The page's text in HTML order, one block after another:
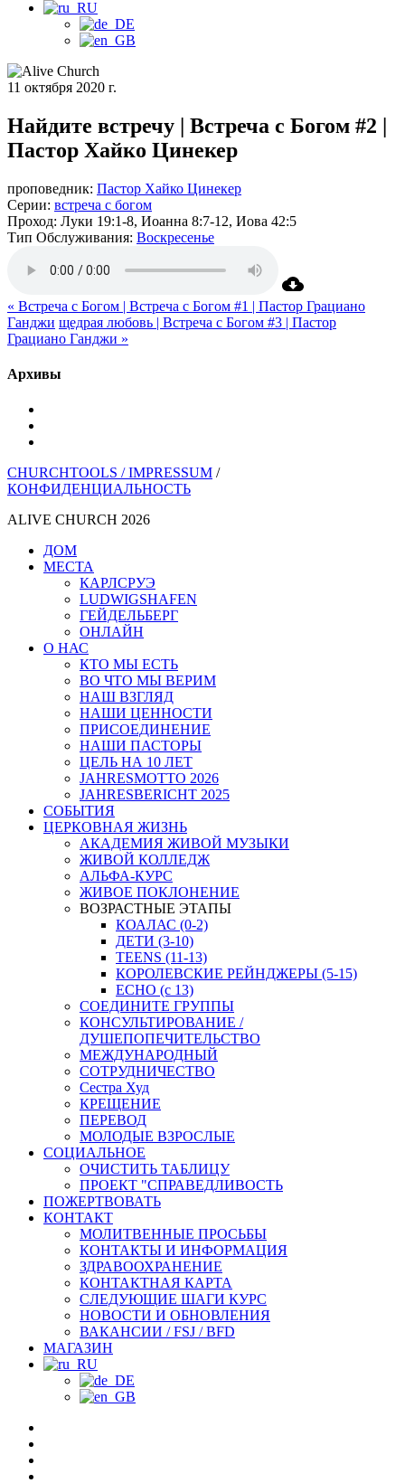
11 октября 2020 г.
Найдите встречу | Встреча с Богом #2 |
Пастор Хайко Цинекер
проповедник: Пастор Хайко Цинекер
Серии: встреча с богом
Проход: Луки 19:1-8, Иоанна 8:7-12, Иова 42:5
Тип Обслуживания: Воскресенье
« Встреча с Богом | Встреча с Богом #1 | Пастор Грациано
Ганджи щедрая любовь | Встреча с Богом #3 | Пастор
Грациано Ганджи »
Архивы
CHURCHTOOLS /IMPRESSUM /
КОНФИДЕНЦИАЛЬНОСТЬ
ALIVE CHURCH 2026
Закрыть
меню
ДОМ
МЕСТА
КАРЛСРУЭ
LUDWIGSHAFEN
ГЕЙДЕЛЬБЕРГ
ОНЛАЙН
О НАС
КТО МЫ ЕСТЬ
ВО ЧТО МЫ ВЕРИМ
НАШ ВЗГЛЯД
НАШИ ЦЕННОСТИ
ПРИСОЕДИНЕНИЕ
НАШИ ПАСТОРЫ
ЦЕЛЬ НА 10 ЛЕТ
JAHRESMOTTO 2026
JAHRESBERICHT 2025
СОБЫТИЯ
ЦЕРКОВНАЯ ЖИЗНЬ
АКАДЕМИЯ ЖИВОЙ МУЗЫКИ
ЖИВОЙ КОЛЛЕДЖ
АЛЬФА-КУРС
ЖИВОЕ ПОКЛОНЕНИЕ
ВОЗРАСТНЫЕ ЭТАПЫ
КОАЛАС (0-2)
ДЕТИ (3-10)
TEENS (11-13)
КОРОЛЕВСКИЕ РЕЙНДЖЕРЫ (5-15)
ECHO (с 13)
СОЕДИНИТЕ ГРУППЫ
КОНСУЛЬТИРОВАНИЕ /
ДУШЕПОПЕЧИТЕЛЬСТВО
МЕЖДУНАРОДНЫЙ
СОТРУДНИЧЕСТВО
Сестра Худ
КРЕЩЕНИЕ
ПЕРЕВОД
МОЛОДЫЕ ВЗРОСЛЫЕ
СОЦИАЛЬНОЕ
ОЧИСТИТЬ ТАБЛИЦУ
ПРОЕКТ "СПРАВЕДЛИВОСТЬ
ПОЖЕРТВОВАТЬ
КОНТАКТ
МОЛИТВЕННЫЕ ПРОСЬБЫ
КОНТАКТЫ И ИНФОРМАЦИЯ
ЗДРАВООХРАНЕНИЕ
КОНТАКТНАЯ КАРТА
СЛЕДУЮЩИЕ ШАГИ КУРС
НОВОСТИ И ОБНОВЛЕНИЯ
ВАКАНСИИ / FSJ / BFD
МАГАЗИН